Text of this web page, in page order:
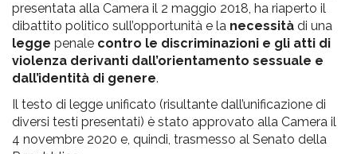
presentata alla Camera il 2 maggio 2018, ha riaperto il
dibattito politico sull’opportunità e la necessità di una
legge penale contro le discriminazioni e gli atti di
violenza derivanti dall’orientamento sessuale e
dall’identità di genere.
Il testo di legge unificato (risultante dall’unificazione di
diversi testi presentati) è stato approvato alla Camera il
4 novembre 2020 e, quindi, trasmesso al Senato della